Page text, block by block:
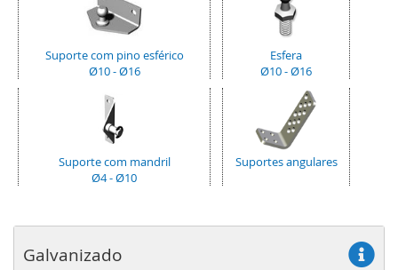
Suporte com pino esférico
Ø10 - Ø16
Esfera
Ø10 - Ø16
Suporte com mandril
Ø4 - Ø10
Suportes angulares
Galvanizado